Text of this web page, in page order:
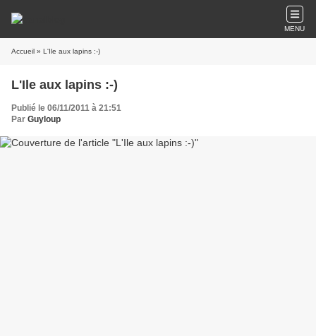
MENU
Accueil » L'Ile aux lapins :-)
L'Ile aux lapins :-)
Publié le 06/11/2011 à 21:51
Par Guyloup